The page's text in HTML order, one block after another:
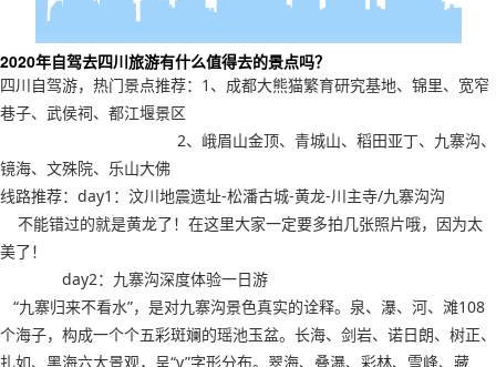
2020年自驾去四川旅游有什么值得去的景点吗？
四川自驾游，热门景点推荐：1、成都大熊猫繁育研究基地、锦里、宽窄
巷子、武侯祠、都江堰景区
2、峨眉山金顶、青城山、稻田亚丁、九寨沟、
镜海、文殊院、乐山大佛
线路推荐：day1：汶川地震遗址-松潘古城-黄龙-川主寺/九寨沟沟
不能错过的就是黄龙了！在这里大家一定要多拍几张照片哦，因为太
美了！
day2：九寨沟深度体验一日游
“九寨归来不看水”，是对九寨沟景色真实的诠释。泉、瀑、河、滩108
个海子，构成一个个五彩斑斓的瑶池玉盆。长海、剑岩、诺日朗、树正、
扎如、黑海六大景观，呈“y”字形分布。翠海、叠瀑、彩林、雪峰、藏